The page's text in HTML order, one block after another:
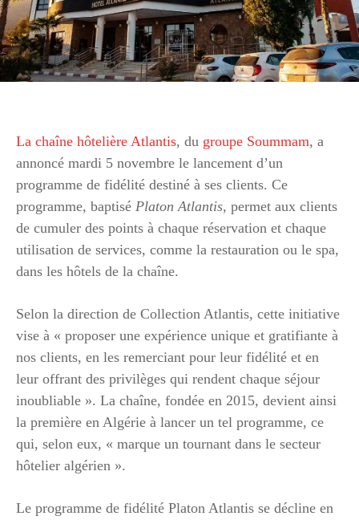
La chaîne hôtelière Atlantis, du groupe Soummam, a
annoncé mardi 5 novembre le lancement d’un
programme de fidélité destiné à ses clients. Ce
programme, baptisé Platon Atlantis, permet aux clients
de cumuler des points à chaque réservation et chaque
utilisation de services, comme la restauration ou le spa,
dans les hôtels de la chaîne.
Selon la direction de Collection Atlantis, cette initiative
vise à « proposer une expérience unique et gratifiante à
nos clients, en les remerciant pour leur fidélité et en
leur offrant des privilèges qui rendent chaque séjour
inoubliable ». La chaîne, fondée en 2015, devient ainsi
la première en Algérie à lancer un tel programme, ce
qui, selon eux, « marque un tournant dans le secteur
hôtelier algérien ».
Le programme de fidélité Platon Atlantis se décline en